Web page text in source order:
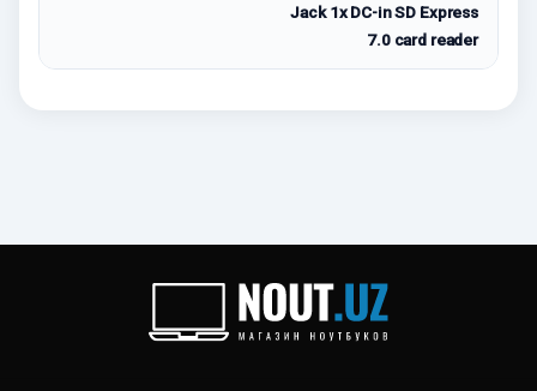
Jack 1x DC-in SD Express
7.0 card reader